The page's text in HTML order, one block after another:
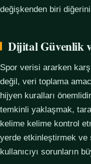
değişkenden biri
Dijital Güvenlik
Spor verisi ararken
değil, veri toplama
hijyen kuralları
temkinli yaklaşmak,
kelime kelime kontrol
yerde etkinleştirmek
kullanıcıyı sorunların